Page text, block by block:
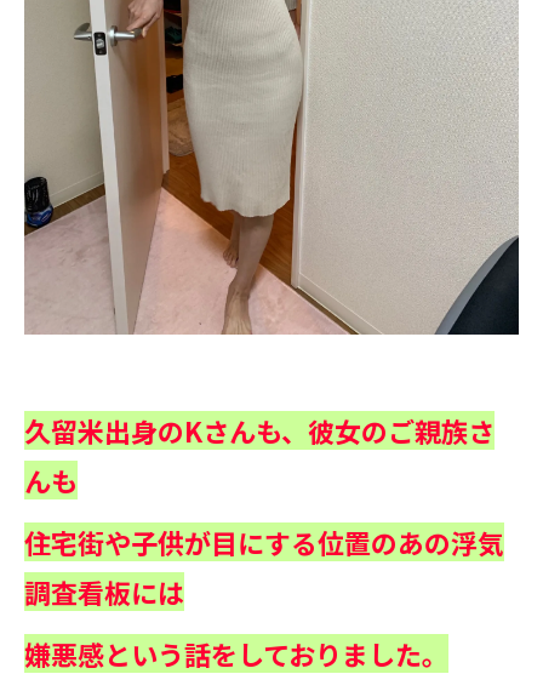
久留米出身のKさんも、彼女のご親族さ
んも
住宅街や子供が目にする位置のあの浮気
調査看板には
嫌悪感という話をしておりました。